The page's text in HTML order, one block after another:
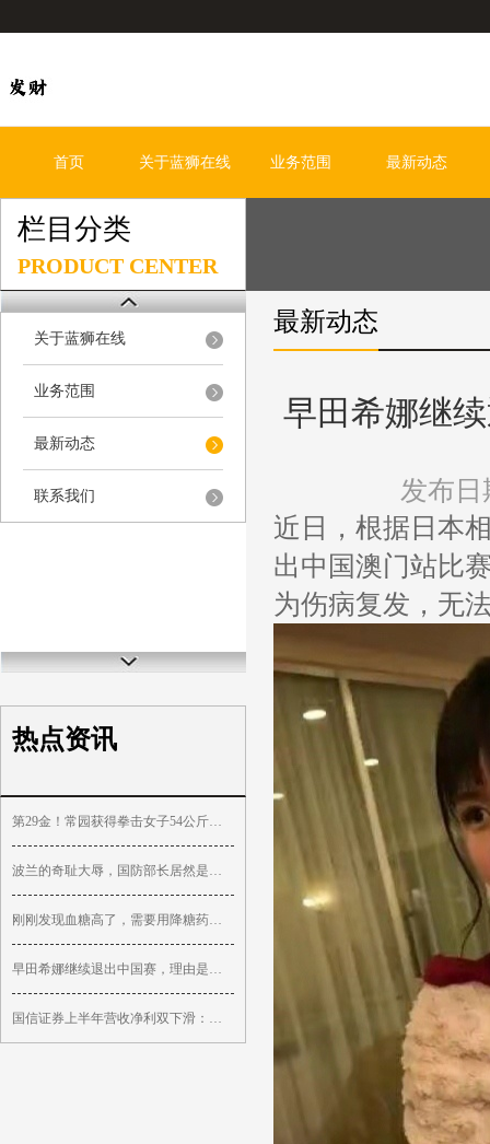
首页 关于蓝狮在线 业务范围 最新动态
栏目分类
PRODUCT CENTER
关于蓝狮在线
业务范围
最新动态
联系我们
热点资讯
第29金！常园获得拳击女子54公斤级金牌
波兰的奇耻大辱，国防部长居然是苏联人
刚刚发现血糖高了，需要用降糖药吗，能不能逆转？
早田希娜继续退出中国赛，理由是伤病复发，真实情况都清楚
国信证券上半年营收净利双下滑：员工人数减少5%
最新动态
早田希娜继
发布日
近日，根据日本
出中国澳门站比
为伤病复发，无